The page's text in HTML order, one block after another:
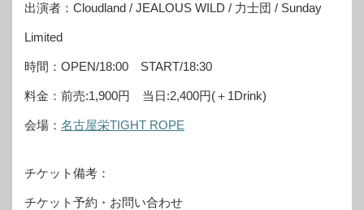
出演者：Cloudland / JEALOUS WILD / 力士団 / Sunday
Limited
時間：OPEN/18:00 START/18:30
料金：前売:1,900円 当日:2,400円(＋1Drink)
会場： 名古屋栄TIGHT ROPE
チケット備考：
チケット予約・お問い合わせ